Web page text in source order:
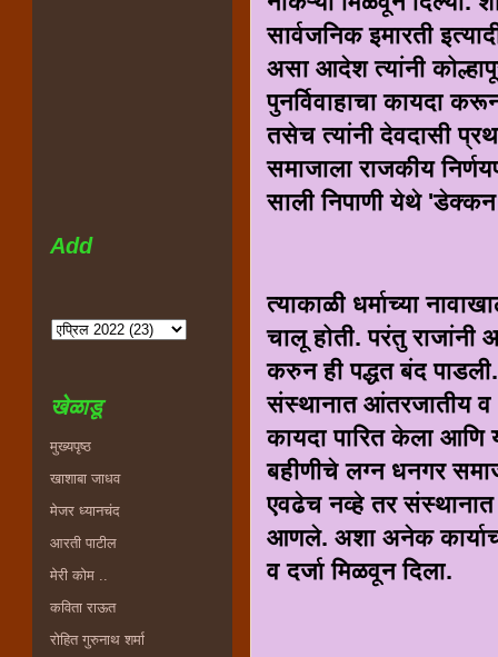
सार्वजनिक इमारती
असा आदेश त्यांनी
पुनर्विवाहाचा कायदा
तसेच त्यांनी देवदासी
समाजाला राजकीय
साली निपाणी येथे
त्याकाळी धर्माच्या
चालू होती. परंतु राजांनी
करुन ही पद्धत बंद
संस्थानात आंतरजातीय व
कायदा पारित केला आणि
बहीणीचे लग्न धनगर
एवढेच नव्हे तर
आणले. अशा अनेक
व दर्जा मिळवून दिला.
Add
खेळाडू
मुख्यपृष्ठ
खाशाबा जाधव
मेजर ध्यानचंद
आरती पाटील
मेरी कोम ..
कविता राऊत
रोहित गुरुनाथ शर्मा